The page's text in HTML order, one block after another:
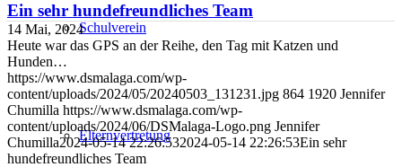
Schulverein
Elternvertretung
Ein sehr hundefreundliches Team
14 Mai, 2024
Heute war das GPS an der Reihe, den Tag mit Katzen und
Hunden…
https://www.dsmalaga.com/wp-
content/uploads/2024/05/20240503_131231.jpg 864 1920 Jennifer
Chumilla https://www.dsmalaga.com/wp-
content/uploads/2024/06/DSMalaga-Logo.png Jennifer
Chumilla2024-05-14 22:26:532024-05-14 22:26:53Ein sehr
hundefreundliches Team